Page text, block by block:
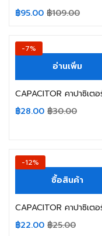
฿95.00 ฿109.00
-7%
อ่านเพิ่ม
฿28.00 ฿30.00
-12%
ซื้อสินค้า
฿22.00 ฿25.00